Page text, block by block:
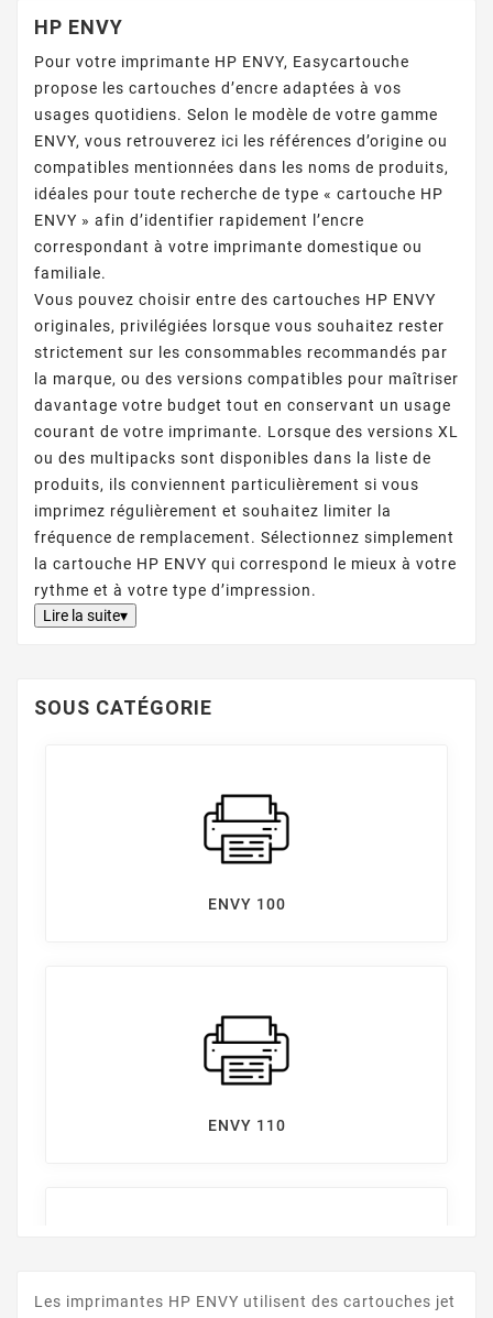
HP ENVY
Pour votre imprimante HP ENVY, Easycartouche
propose les cartouches d’encre adaptées à vos
usages quotidiens. Selon le modèle de votre gamme
ENVY, vous retrouverez ici les références d’origine ou
compatibles mentionnées dans les noms de produits,
idéales pour toute recherche de type « cartouche HP
ENVY » afin d’identifier rapidement l’encre
correspondant à votre imprimante domestique ou
familiale.
Vous pouvez choisir entre des cartouches HP ENVY
originales, privilégiées lorsque vous souhaitez rester
strictement sur les consommables recommandés par
la marque, ou des versions compatibles pour maîtriser
davantage votre budget tout en conservant un usage
courant de votre imprimante. Lorsque des versions XL
ou des multipacks sont disponibles dans la liste de
produits, ils conviennent particulièrement si vous
imprimez régulièrement et souhaitez limiter la
fréquence de remplacement. Sélectionnez simplement
la cartouche HP ENVY qui correspond le mieux à votre
rythme et à votre type d’impression.
Lire la suite▾
SOUS CATÉGORIE
ENVY 100
ENVY 110
Les imprimantes HP ENVY utilisent des cartouches jet